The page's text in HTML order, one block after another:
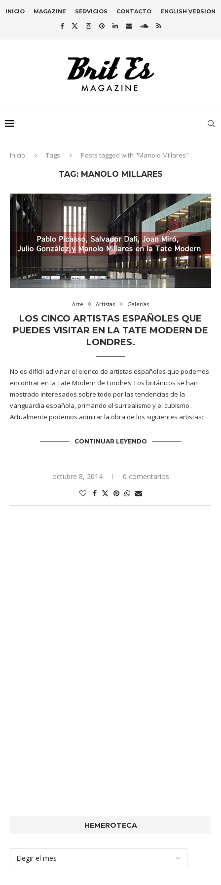
INICIO MAGAZINE SERVICIOS CONTACTO ENGLISH VERSION
Inicio Tags Posts tagged with "Manolo Millares"
TAG: MANOLO MILLARES
Arte Artistas Galerías
LOS CINCO ARTISTAS ESPAÑOLES QUE
PUEDES VISITAR EN LA TATE MODERN DE
LONDRES.
No es difícil adivinar el elenco de artistas españoles que podemos
encontrar en la Tate Modern de Londres. Los británicos se han
mostrado interesados sobre todo por las tendencias de la
vanguardia española, primando el surrealismo y el cubismo.
Actualmente podemos admirar la obra de los siguientes artistas:
CONTINUAR LEYENDO
octubre 8, 2014 0 comentarios
HEMEROTECA